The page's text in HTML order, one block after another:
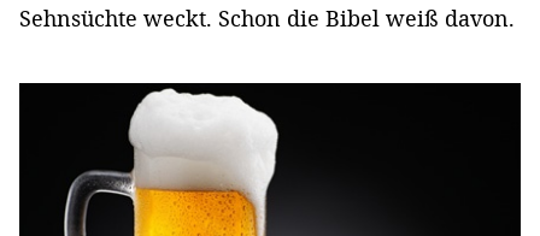
Sehnsüchte weckt. Schon die Bibel weiß davon.